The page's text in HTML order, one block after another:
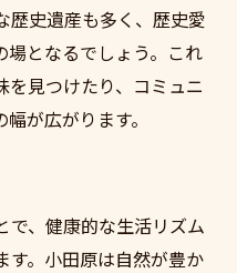
歴史遺産も多く、歴史愛
場となるでしょう。これ
を見つけたり、コミュニ
が広がります。
で、健康的な生活リズム
す。小田原は自然が豊か